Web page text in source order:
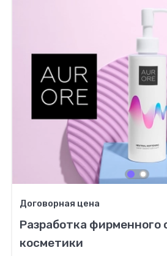
Договорная цена
Разработка фирменного
косметики